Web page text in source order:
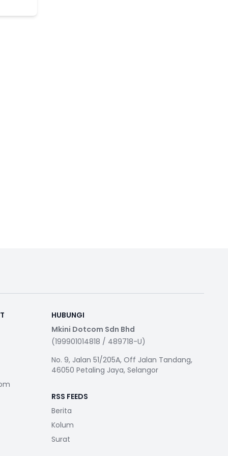
HUBUNGI
Mkini Dotcom Sdn Bhd
(199901014818 / 489718-U)
No. 9, Jalan 51/205A, Off Jalan Tandang,
46050 Petaling Jaya, Selangor
RSS FEEDS
Berita
Kolum
Surat